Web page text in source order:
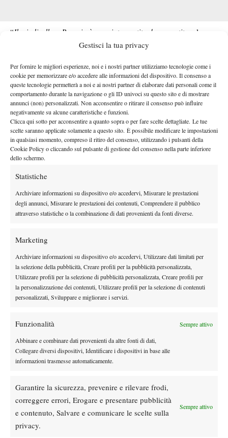
Gestisci la tua privacy
Per fornire le migliori esperienze, noi e i nostri partner utilizziamo tecnologie come i
cookie per memorizzare e/o accedere alle informazioni del dispositivo. Il consenso a
queste tecnologie permetterà a noi e ai nostri partner di elaborare dati personali come il
comportamento durante la navigazione o gli ID univoci su questo sito e di mostrare
annunci (non) personalizzati. Non acconsentire o ritirare il consenso può influire
negativamente su alcune caratteristiche e funzioni.
Clicca qui sotto per acconsentire a quanto sopra o per fare scelte dettagliate. Le tue
scelte saranno applicate solamente a questo sito. È possibile modificare le impostazioni
in qualsiasi momento, compreso il ritiro del consenso, utilizzando i pulsanti della
Cookie Policy o cliccando sul pulsante di gestione del consenso nella parte inferiore
dello schermo.
Statistiche
Archiviare informazioni su dispositivo e/o accedervi, Misurare le prestazioni
degli annunci, Misurare le prestazioni dei contenuti, Comprendere il pubblico
attraverso statistiche o la combinazione di dati provenienti da fonti diverse.
Marketing
Archiviare informazioni su dispositivo e/o accedervi, Utilizzare dati limitati per
la selezione della pubblicità, Creare profili per la pubblicità personalizzata,
Utilizzare profili per la selezione di pubblicità personalizzata, Creare profili per
la personalizzazione dei contenuti, Utilizzare profili per la selezione di contenuti
personalizzati, Sviluppare e migliorare i servizi.
Funzionalità Sempre attivo
Abbinare e combinare dati provenienti da altre fonti di dati,
Collegare diversi dispositivi, Identificare i dispositivi in base alle
informazioni trasmesse automaticamente.
Garantire la sicurezza, prevenire e rilevare frodi,
correggere errori, Erogare e presentare pubblicità
e contenuto, Salvare e comunicare le scelte sulla
privacy.
Sempre attivo
“Il mio livello a Perugia è cresciuto partita dopo partita
– le
Mi sono trovato sempre meglio e oggi penso
mio livello. 3-3 il mio score delle finali nei Challenger?
Onestamente non mi ricordavo, ma ora che lo so cercherò di
andare in positivo. Ogni partita in questo sport è diversa,
sicuramente ci arrivo con un po’ di esperienza in più rispetto
alle altre volte”.
Sul Campo Centrale del Tennis Club Perugia si è svolta anche la
finale di doppio, con il trionfo delle teste di serie numero uno del
torneoSander Gille
Theodore Winegar
Atp News
Masters 1000 Montreal 2026: programma,
orario e ordine di gioco venerdì 7 agosto.
Arnaldi apre sul Centrale
Masters 1000 Montreal 2026: Darderi
rimonta Shang e vola agli ottavi
out per Shang contro Darderi